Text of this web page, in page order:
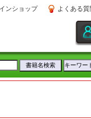
ンショップ よくある質